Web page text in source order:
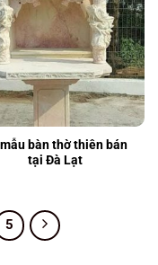
bàn thờ thiên bán
tại Đà Lạt
5